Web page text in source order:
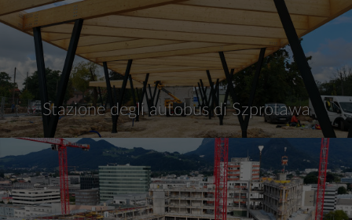
Stazione degli autobus di Szprotawa